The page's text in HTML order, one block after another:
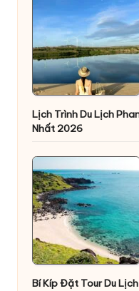
Lịch Trình Du Lịch
Nhất 2026
Bí Kíp Đặt Tour Du